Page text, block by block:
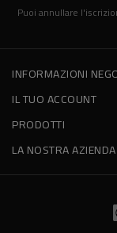
Puoi annullare
INFORMAZIONI
IL TUO ACCOUNT
PRODOTTI
LA NOSTRA AZIENDA